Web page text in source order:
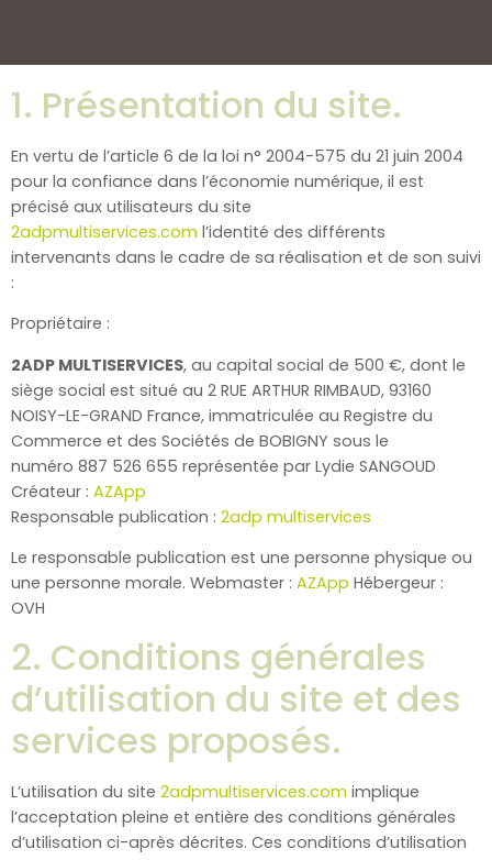
1. Présentation du site.
En vertu de l’article 6 de la loi n° 2004-575 du 21 juin 2004
pour la confiance dans l’économie numérique, il est
précisé aux utilisateurs du site
2adpmultiservices.com l’identité des différents
intervenants dans le cadre de sa réalisation et de son suivi
:
Propriétaire :
2ADP MULTISERVICES, au capital social de 500 €, dont le
siège social est situé au 2 RUE ARTHUR RIMBAUD, 93160
NOISY-LE-GRAND France, immatriculée au Registre du
Commerce et des Sociétés de BOBIGNY sous le
numéro 887 526 655 représentée par Lydie SANGOUD
Créateur : AZApp
Responsable publication : 2adp multiservices
Le responsable publication est une personne physique ou
une personne morale. Webmaster : AZApp Hébergeur :
OVH
2. Conditions générales
d’utilisation du site et des
services proposés.
L’utilisation du site 2adpmultiservices.com implique
l’acceptation pleine et entière des conditions générales
d’utilisation ci-après décrites. Ces conditions d’utilisation